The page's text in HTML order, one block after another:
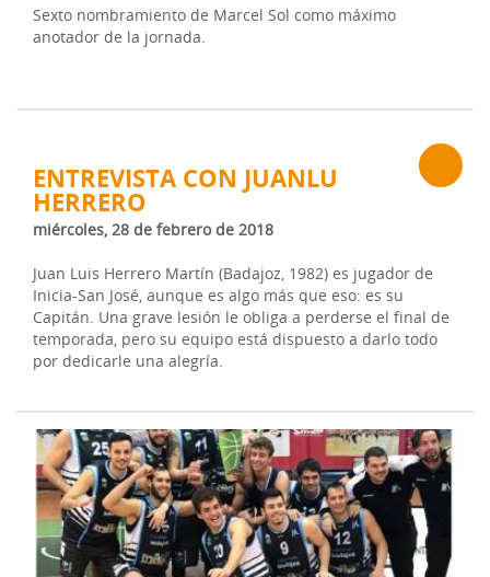
Sexto nombramiento de Marcel Sol como máximo
anotador de la jornada.
ENTREVISTA CON JUANLU
HERRERO
miércoles, 28 de febrero de 2018
Juan Luis Herrero Martín (Badajoz, 1982) es jugador de
Inicia-San José, aunque es algo más que eso: es su
Capitán. Una grave lesión le obliga a perderse el final de
temporada, pero su equipo está dispuesto a darlo todo
por dedicarle una alegría.